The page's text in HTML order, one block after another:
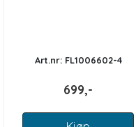
Art.nr: FL1006602-4
699,-